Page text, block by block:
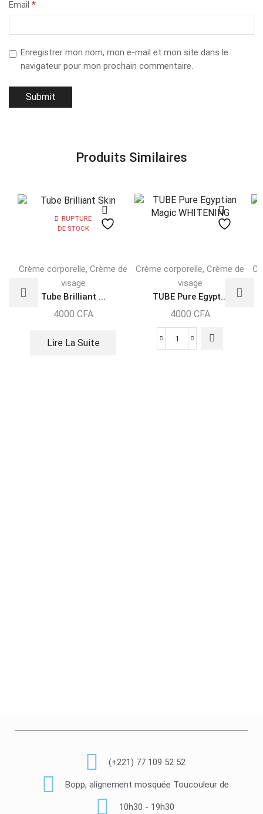
Email *
Enregistrer mon nom, mon e-mail et mon site dans le
navigateur pour mon prochain commentaire.
Produits Similaires
RUPTURE
DE STOCK
Crème corporelle, Crème de
visage
Tube Brilliant ...
4000 CFA
Lire La Suite
Crème corporelle, Crème de
visage
TUBE Pure Egypt...
4000 CFA
(+221) 77 109 52 52
Bopp, alignement mosquée Toucouleur de
10h30 - 19h30